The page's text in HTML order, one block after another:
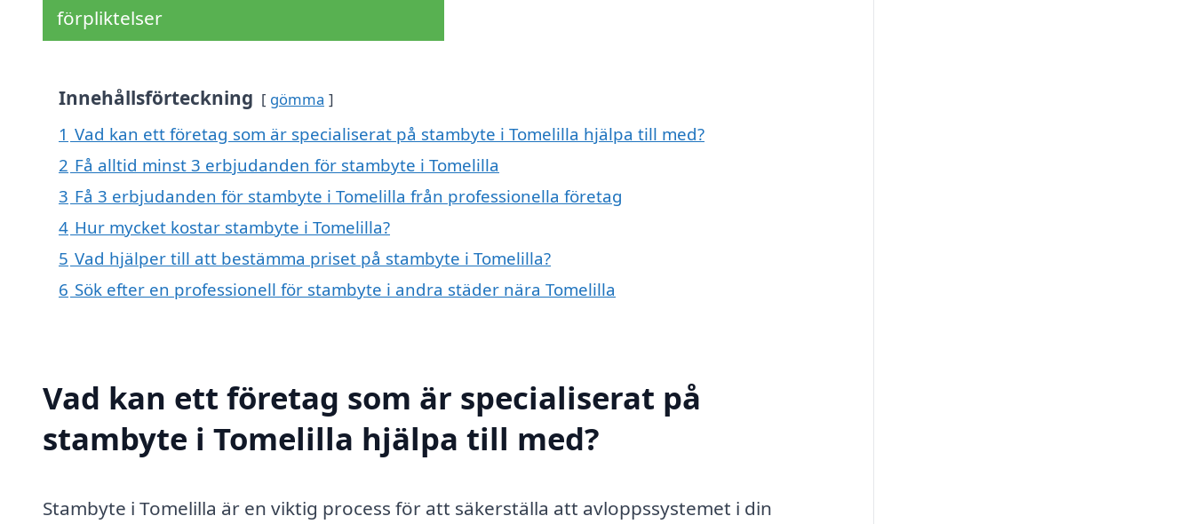
förpliktelser
Innehållsförteckning gömma
1 Vad kan ett företag som är specialiserat på stambyte i Tomelilla hjälpa till med?
2 Få alltid minst 3 erbjudanden för stambyte i Tomelilla
3 Få 3 erbjudanden för stambyte i Tomelilla från professionella företag
4 Hur mycket kostar stambyte i Tomelilla?
5 Vad hjälper till att bestämma priset på stambyte i Tomelilla?
6 Sök efter en professionell för stambyte i andra städer nära Tomelilla
Vad kan ett företag som är specialiserat på
stambyte i Tomelilla hjälpa till med?
Stambyte i Tomelilla är en viktig process för att säkerställa att avloppssystemet i din